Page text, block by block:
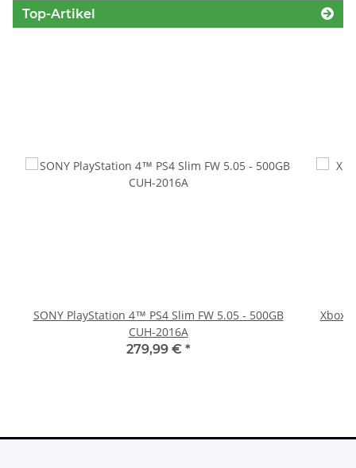
Top-Artikel
SONY PlayStation 4™ PS4 Slim FW 5.05 - 500GB
CUH-2016A
279,99 € *
Xbox